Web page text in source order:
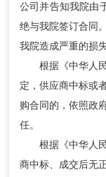
公司并告知我院由
绝与我院签订合同
我院造成严重的损失
根据《中华人
定，供应商中标或
购合同的，依照政
任。
根据《中华人
商中标、成交后无